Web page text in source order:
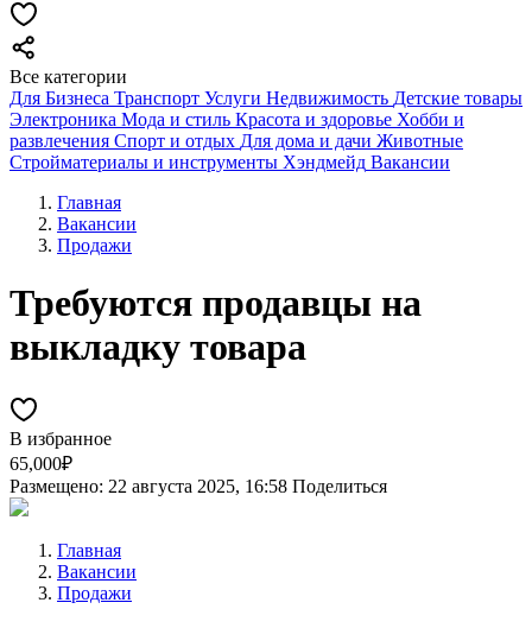
Все категории
Для Бизнеса Транспорт Услуги Недвижимость Детские товары
Электроника Мода и стиль Красота и здоровье Хобби и
развлечения Спорт и отдых Для дома и дачи Животные
Стройматериалы и инструменты Хэндмейд Вакансии
Главная
Вакансии
Продажи
Требуются продавцы на
выкладку товара
В избранное
65,000₽
Размещено: 22 августа 2025, 16:58 Поделиться
Главная
Вакансии
Продажи